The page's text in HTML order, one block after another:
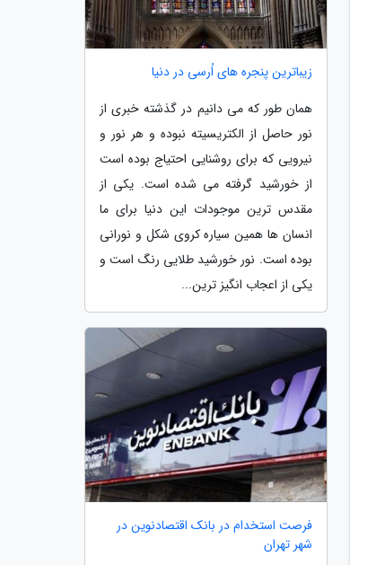
زیباترین پنجره های اُرسی در دنیا
همان طور که می دانیم در گذشته خبری از
نور حاصل از الکتریسیته نبوده و هر نور و
نیرویی که برای روشنایی احتیاج بوده است
از خورشید گرفته می شده است. یکی از
مقدس ترین موجودات این دنیا برای ما
انسان ها همین سیاره کروی شکل و نورانی
بوده است. نور خورشید طلایی رنگ است و
یکی از اعجاب انگیز ترین...
فرصت استخدام در بانک اقتصادنوین در
شهر تهران